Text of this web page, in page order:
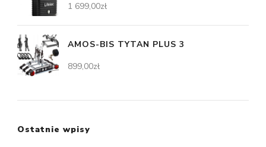
1 699,00zł
AMOS-BIS TYTAN PLUS 3
899,00zł
Ostatnie wpisy